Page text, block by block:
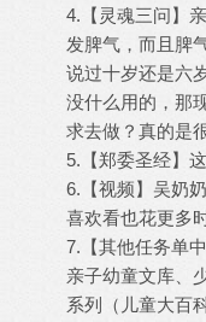
4.【灵魂三问】
发脾气，而且脾
说过十岁还是六
没什么用的，那
求去做？真的是
5.【郑委圣经】
6.【视频】吴奶
喜欢看也花更多
7.【其他任务单中
亲子幼童文库、
系列（儿童大百